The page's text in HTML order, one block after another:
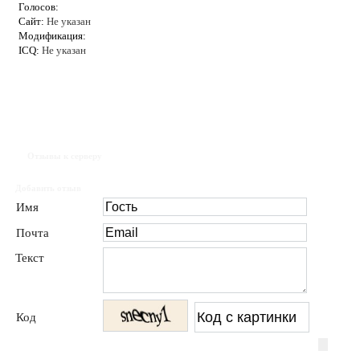
Голосов:
Сайт: Не указан
Модификация:
ICQ: Не указан
Имя
Почта
Текст
Код